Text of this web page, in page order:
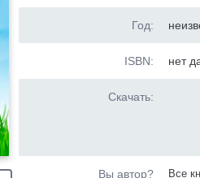
Год:
ISBN: нет
Скачать:
Вы автор?
Все